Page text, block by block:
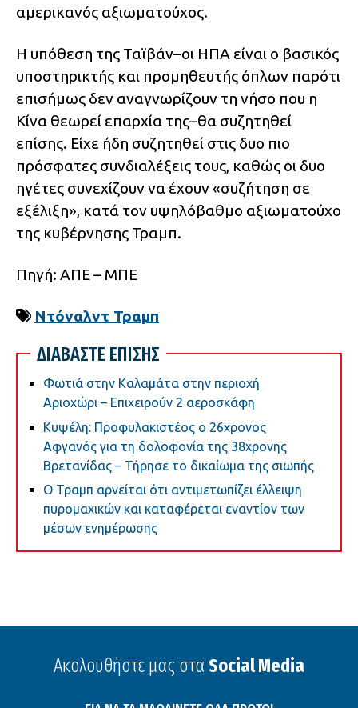
αμερικανός αξιωματούχος.
Η υπόθεση της Ταϊβάν–οι ΗΠΑ είναι ο βασικός
υποστηρικτής και προμηθευτής όπλων παρότι
επισήμως δεν αναγνωρίζουν τη νήσο που η
Κίνα θεωρεί επαρχία της–θα συζητηθεί
επίσης. Είχε ήδη συζητηθεί στις δυο πιο
πρόσφατες συνδιαλέξεις τους, καθώς οι δυο
ηγέτες συνεχίζουν να έχουν «συζήτηση σε
εξέλιξη», κατά τον υψηλόβαθμο αξιωματούχο
της κυβέρνησης Τραμπ.
Πηγή: ΑΠΕ – ΜΠΕ
Ντόναλντ Τραμπ
ΔΙΑΒΑΣΤΕ ΕΠΙΣΗΣ
Φωτιά στην Καλαμάτα στην περιοχή
Αριοχώρι – Επιχειρούν 2 αεροσκάφη
Κυψέλη: Προφυλακιστέος ο 26χρονος
Αφγανός για τη δολοφονία της 38χρονης
Βρετανίδας – Τήρησε το δικαίωμα της σιωπής
Ο Τραμπ αρνείται ότι αντιμετωπίζει έλλειψη
πυρομαχικών και καταφέρεται εναντίον των
μέσων ενημέρωσης
Ακολουθήστε μας στα Social Media